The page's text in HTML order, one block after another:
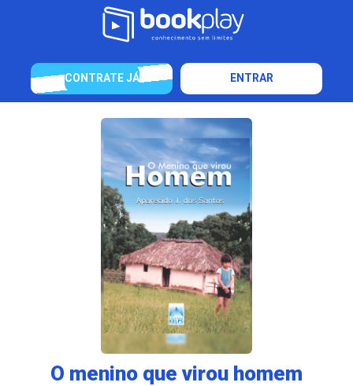
CONTRATE JÁ ENTRAR
O menino que virou homem